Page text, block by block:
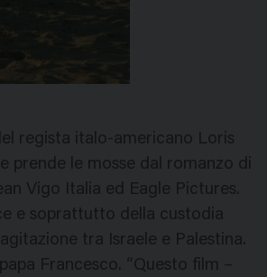
regista italo-americano Loris
prende le mosse dal romanzo di
Vigo Italia ed Eagle Pictures.
e soprattutto della custodia
tra Israele e Palestina.
Francesco. “Questo film –